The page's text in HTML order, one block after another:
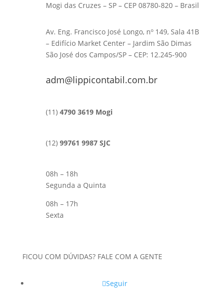
Mogi das Cruzes – SP – CEP 08780-820 – Brasil
Av. Eng. Francisco José Longo, nº 149, Sala 41B
– Edifício Market Center – Jardim São Dimas
São José dos Campos/SP – CEP: 12.245-900
adm@lippicontabil.com.br
(11) 4790 3619 Mogi
(12) 99761 9987 SJC
08h – 18h
Segunda a Quinta
08h – 17h
Sexta
FICOU COM DÚVIDAS? FALE COM A GENTE
Seguir